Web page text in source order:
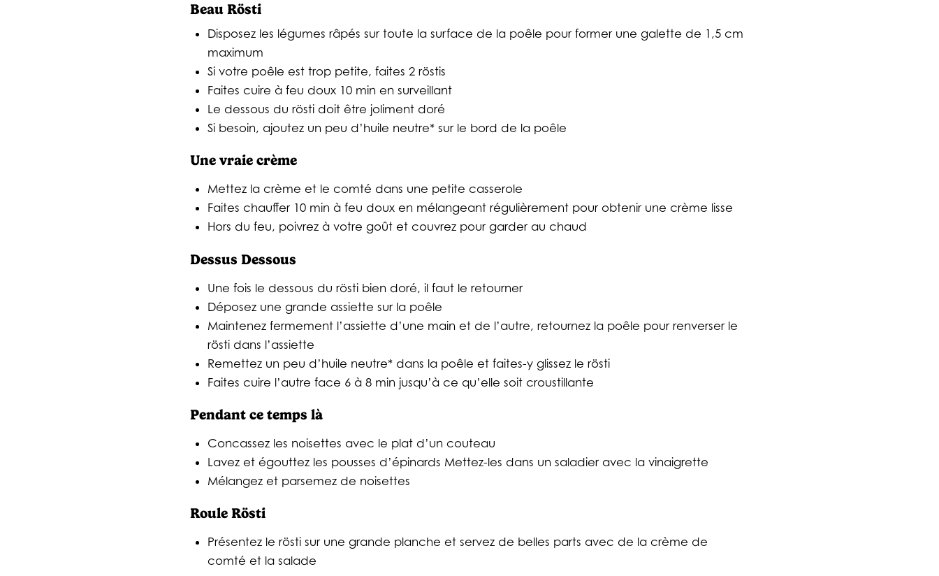
Beau Rösti
Disposez les légumes râpés sur toute la surface de la poêle pour former une galette de 1,5 cm
maximum
Si votre poêle est trop petite, faites 2 röstis
Faites cuire à feu doux 10 min en surveillant
Le dessous du rösti doit être joliment doré
Si besoin, ajoutez un peu d’huile neutre* sur le bord de la poêle
Une vraie crème
Mettez la crème et le comté dans une petite casserole
Faites chauffer 10 min à feu doux en mélangeant régulièrement pour obtenir une crème lisse
Hors du feu, poivrez à votre goût et couvrez pour garder au chaud
Dessus Dessous
Une fois le dessous du rösti bien doré, il faut le retourner
Déposez une grande assiette sur la poêle
Maintenez fermement l’assiette d’une main et de l’autre, retournez la poêle pour renverser le
rösti dans l’assiette
Remettez un peu d’huile neutre* dans la poêle et faites-y glissez le rösti
Faites cuire l’autre face 6 à 8 min jusqu’à ce qu’elle soit croustillante
Pendant ce temps là
Concassez les noisettes avec le plat d’un couteau
Lavez et égouttez les pousses d’épinards Mettez-les dans un saladier avec la vinaigrette
Mélangez et parsemez de noisettes
Roule Rösti
Présentez le rösti sur une grande planche et servez de belles parts avec de la crème de
comté et la salade